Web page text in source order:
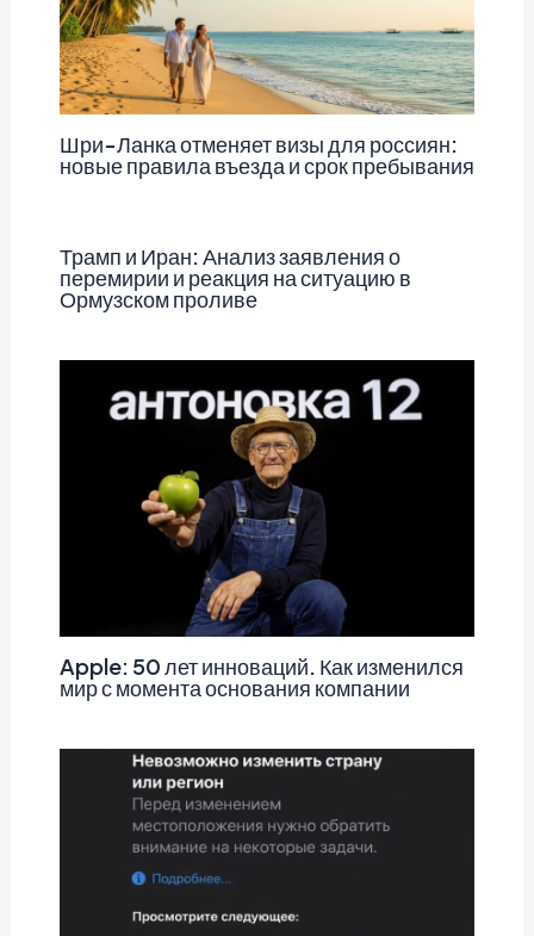
Шри-Ланка отменяет визы для россиян:
новые правила въезда и срок пребывания
Трамп и Иран: Анализ заявления о
перемирии и реакция на ситуацию в
Ормузском проливе
Apple: 50 лет инноваций. Как изменился
мир с момента основания компании